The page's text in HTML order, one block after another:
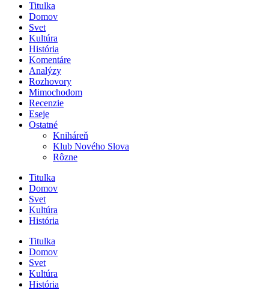
Titulka
Domov
Svet
Kultúra
História
Komentáre
Analýzy
Rozhovory
Mimochodom
Recenzie
Eseje
Ostatné
Kniháreň
Klub Nového Slova
Rôzne
Titulka
Domov
Svet
Kultúra
História
Titulka
Domov
Svet
Kultúra
História